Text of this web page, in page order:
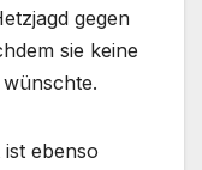
gegen
sie keine
ebenso